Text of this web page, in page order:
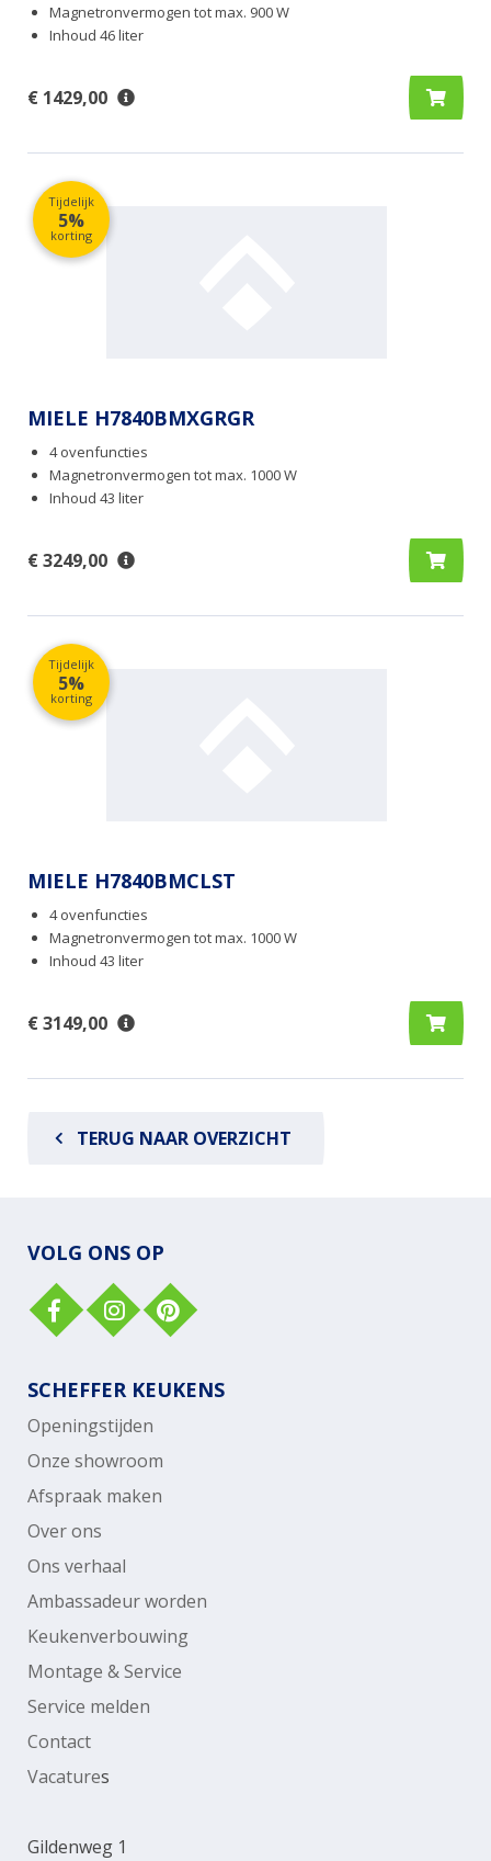
Magnetronvermogen tot max. 900 W
Inhoud 46 liter
€ 1429,00
Tijdelijk
5%
korting
MIELE H7840BMXGRGR
4 ovenfuncties
Magnetronvermogen tot max. 1000 W
Inhoud 43 liter
€ 3249,00
Tijdelijk
5%
korting
MIELE H7840BMCLST
4 ovenfuncties
Magnetronvermogen tot max. 1000 W
Inhoud 43 liter
€ 3149,00
TERUG NAAR OVERZICHT
VOLG ONS OP
SCHEFFER KEUKENS
Openingstijden
Onze showroom
Afspraak maken
Over ons
Ons verhaal
Ambassadeur worden
Keukenverbouwing
Montage & Service
Service melden
Contact
Vacatures
Gildenweg 1